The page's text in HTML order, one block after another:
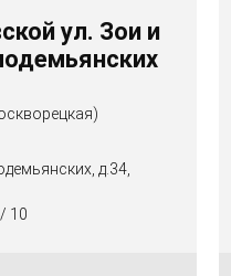
ул. Зои и
д.34,
10